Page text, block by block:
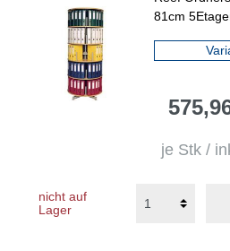
81cm
je Stk /
nicht auf
Lager